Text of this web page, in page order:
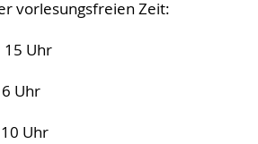
vorlesungsfreien Zeit:
Uhr
Uhr
Uhr